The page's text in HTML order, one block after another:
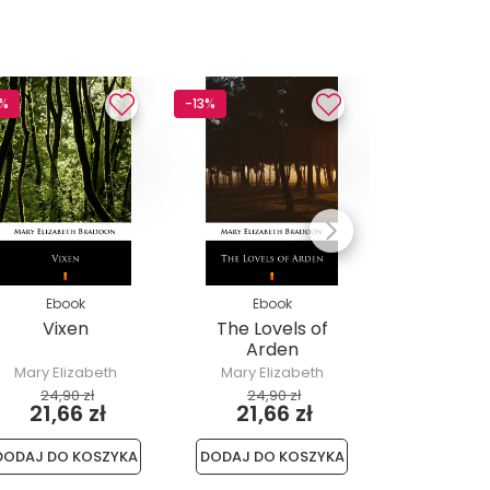
Ebook
Vixen
Mary Elizabeth
Braddon
24,90 zł
21,66 zł
DO KOSZYKA
-13%
Ebook
The Lovels of
Arden
Mary Elizabeth
Braddon
24,90 zł
21,66 zł
DODAJ DO KOSZYKA